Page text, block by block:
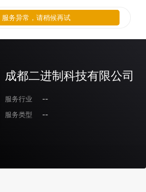
成都二进制科技有限公司
服务行业
--
服务类型
--
服务异常，请稍候再试